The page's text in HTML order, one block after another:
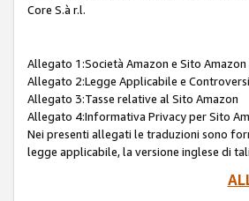
Core S.à r.l.
Allegato 1:Società Amazon e Sito Amazon
Allegato 2:Legge Applicabile e
Allegato 3:Tasse relative al Sito Amazon
Allegato 4:Informativa Privacy per Sito
Nei presenti allegati le traduzioni sono
legge applicabile, la versione inglese di